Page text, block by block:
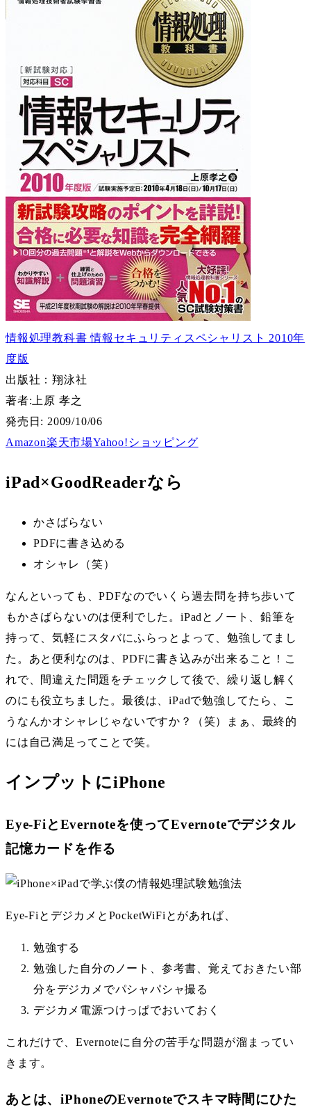
情報処理教科書 情報セキュリティスペシャリスト 2010年
度版
出版社：翔泳社
著者: 上原 孝之
発売日: 2009/10/06
Amazon楽天市場Yahoo!ショッピング
iPad×GoodReaderなら
かさばらない
PDFに書き込める
オシャレ（笑）
なんといっても、PDFなのでいくら過去問を持ち歩いて
もかさばらないのは便利でした。iPadとノート、鉛筆を
持って、気軽にスタバにふらっとよって、勉強してまし
た。あと便利なのは、PDFに書き込みが出来ること！こ
れで、間違えた問題をチェックして後で、繰り返し解く
のにも役立ちました。最後は、iPadで勉強してたら、こ
うなんかオシャレじゃないですか？（笑）まぁ、最終的
には自己満足ってことで笑。
インプットにiPhone
Eye-FiとEvernoteを使ってEvernoteでデジタル
記憶カードを作る
Eye-FiとデジカメとPocketWiFiとがあれば、
勉強する
勉強した自分のノート、参考書、覚えておきたい部
分をデジカメでパシャパシャ撮る
デジカメ電源つけっぱでおいておく
これだけで、Evernoteに自分の苦手な問題が溜まってい
きます。
あとは、iPhoneのEvernoteでスキマ時間にひた